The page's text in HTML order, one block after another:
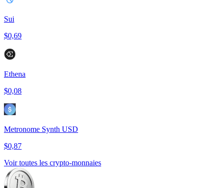
Sui
$0,69
Ethena
$0,08
Metronome Synth USD
$0,87
Voir toutes les crypto-monnaies